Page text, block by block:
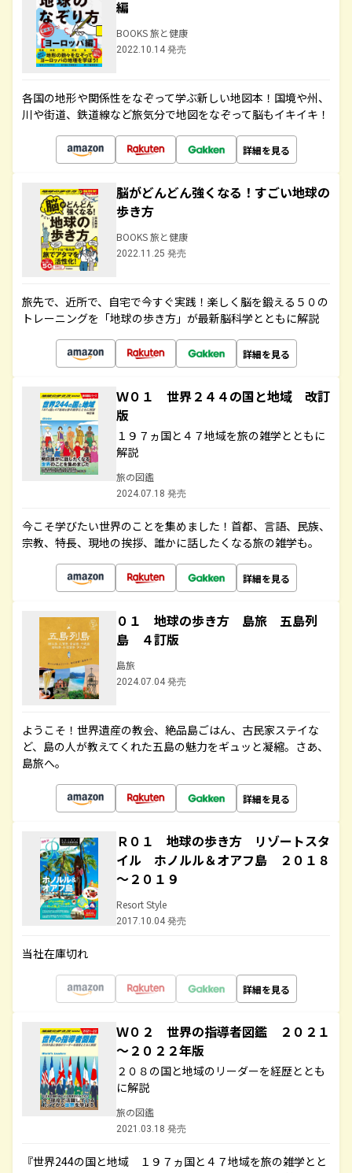
編
BOOKS 旅と健康
2022.10.14 発売
各国の地形や関係性をなぞって学ぶ新しい地図本！国境や州、
川や街道、鉄道線など旅気分で地図をなぞって脳もイキイキ！
詳細を見る
脳がどんどん強くなる！すごい地球の
歩き方
BOOKS 旅と健康
2022.11.25 発売
旅先で、近所で、自宅で今すぐ実践！楽しく脳を鍛える５０の
トレーニングを「地球の歩き方」が最新脳科学とともに解説
詳細を見る
Ｗ０１ 世界２４４の国と地域 改訂
版
１９７ヵ国と４７地域を旅の雑学とともに
解説
旅の図鑑
2024.07.18 発売
今こそ学びたい世界のことを集めました！首都、言語、民族、
宗教、特長、現地の挨拶、誰かに話したくなる旅の雑学も。
詳細を見る
０１ 地球の歩き方 島旅 五島列
島 ４訂版
島旅
2024.07.04 発売
ようこそ！世界遺産の教会、絶品島ごはん、古民家ステイな
ど、島の人が教えてくれた五島の魅力をギュッと凝縮。さあ、
島旅へ。
詳細を見る
Ｒ０１ 地球の歩き方 リゾートスタ
イル ホノルル＆オアフ島 ２０１８
～２０１９
Resort Style
2017.10.04 発売
当社在庫切れ
詳細を見る
Ｗ０２ 世界の指導者図鑑 ２０２１
～２０２２年版
２０８の国と地域のリーダーを経歴ととも
に解説
旅の図鑑
2021.03.18 発売
『世界244の国と地域 １９７ヵ国と４７地域を旅の雑学とと